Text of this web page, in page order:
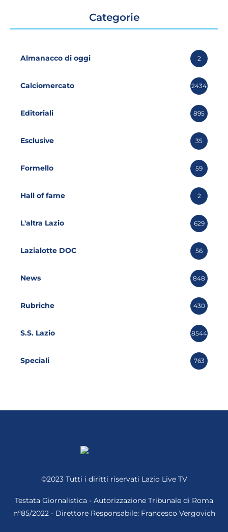
Categorie
Almanacco di oggi 2
Calciomercato 2434
Editoriali 895
Esclusive 35
Formello 59
Hall of fame 2
L'altra Lazio 629
Lazialotte DOC 56
News 848
Rubriche 430
S.S. Lazio 8544
Speciali 763
©2023 Tutti i diritti riservati Lazio Live TV
Testata Giornalistica - Autorizzazione Tribunale di Roma
n°85/2022 - Direttore Responsabile: Francesco Vergovich